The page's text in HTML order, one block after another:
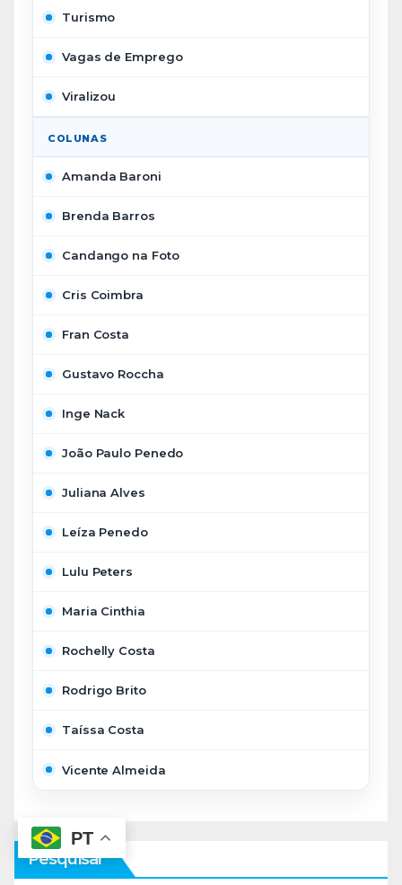
Turismo
Vagas de Emprego
Viralizou
COLUNAS
Amanda Baroni
Brenda Barros
Candango na Foto
Cris Coimbra
Fran Costa
Gustavo Roccha
Inge Nack
João Paulo Penedo
Juliana Alves
Leíza Penedo
Lulu Peters
Maria Cinthia
Rochelly Costa
Rodrigo Brito
Taíssa Costa
Vicente Almeida
Pesquisar
PT